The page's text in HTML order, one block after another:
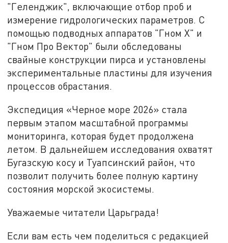
"Геленджик", включающие отбор проб и
измерение гидрологических параметров. С
помощью подводных аппаратов "Гном Х" и
"Гном Про Вектор" были обследованы
свайные конструкции пирса и установлены
экспериментальные пластины для изучения
процессов обрастания.
Экспедиция «Черное море 2026» стала
первым этапом масштабной программы
мониторинга, которая будет продолжена
летом. В дальнейшем исследования охватят
Бугазскую косу и Туапсинский район, что
позволит получить более полную картину
состояния морской экосистемы.
Уважаемые читатели Царьграда!
Если вам есть чем поделиться с редакцией